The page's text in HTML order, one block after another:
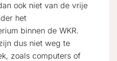
ook niet van de vrije
het
binnen de WKR.
dus niet weg te
zoals computers of